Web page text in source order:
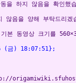
을 하지 않음을 확인했
않음을 양해 부탁드리겠
본 동영상 크기를
(금) 18:07:51};